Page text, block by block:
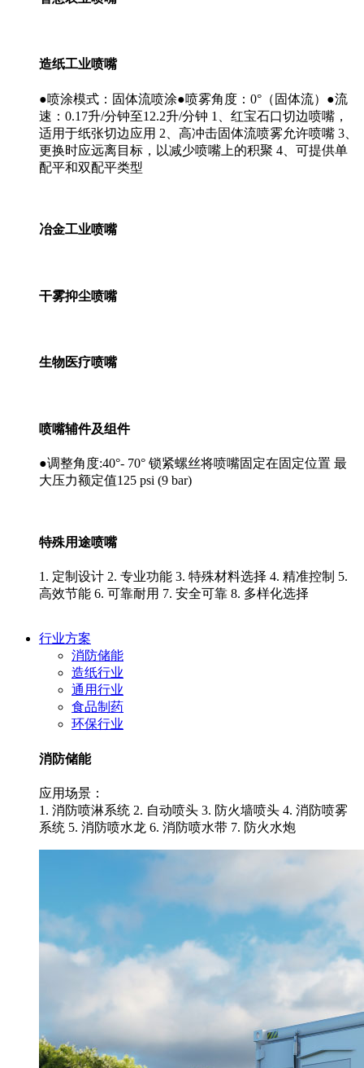
造纸工业喷嘴
●喷涂模式：固体流喷涂●喷雾角度：0°（固体流）●流
速：0.17升/分钟至12.2升/分钟 1、红宝石口切边喷嘴，
适用于纸张切边应用 2、高冲击固体流喷雾允许喷嘴 3、
更换时应远离目标，以减少喷嘴上的积聚 4、可提供单
配平和双配平类型
冶金工业喷嘴
干雾抑尘喷嘴
生物医疗喷嘴
喷嘴辅件及组件
●调整角度:40°- 70° 锁紧螺丝将喷嘴固定在固定位置 最
大压力额定值125 psi (9 bar)
特殊用途喷嘴
1. 定制设计 2. 专业功能 3. 特殊材料选择 4. 精准控制 5.
高效节能 6. 可靠耐用 7. 安全可靠 8. 多样化选择
行业方案
消防储能
造纸行业
通用行业
食品制药
环保行业
消防储能
应用场景：
1. 消防喷淋系统 2. 自动喷头 3. 防火墙喷头 4. 消防喷雾
系统 5. 消防喷水龙 6. 消防喷水带 7. 防火水炮